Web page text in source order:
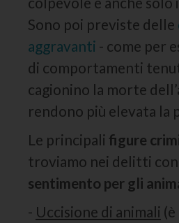
Sono poi previste delle
aggravanti - come per
di comportamenti
cagionino la morte
rendono più elevata la
Le principali figure
troviamo nei delitti
sentimento per gli
- Uccisione di animali